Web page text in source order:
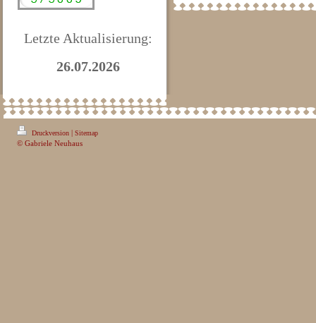
Letzte Aktualisierung:
26.07.2026
Druckversion | Sitemap
© Gabriele Neuhaus